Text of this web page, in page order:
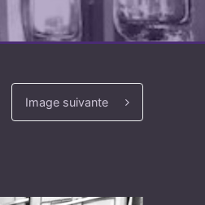
Image suivante